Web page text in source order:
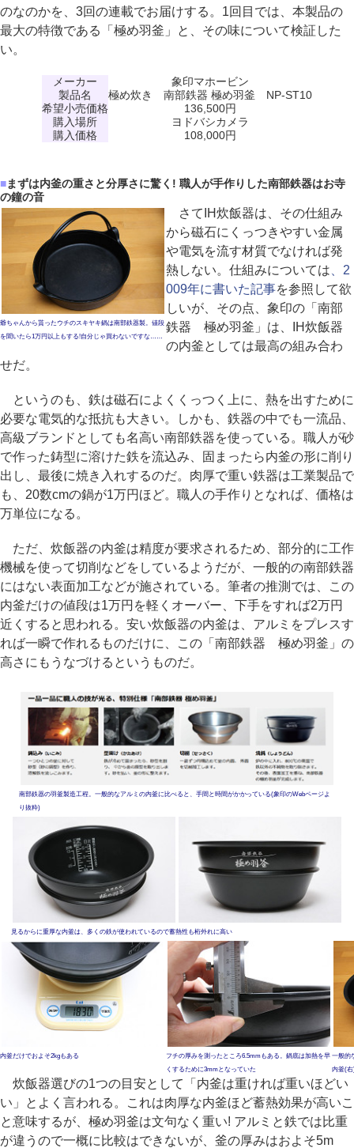
のなのかを、3回の連載でお届けする。1回目では、本製品の
最大の特徴である「極め羽釜」と、その味について検証した
い。
メーカー
象印マホービン
製品名
極め炊き 南部鉄器 極め羽釜 NP-ST10
希望小売価格
136,500円
購入場所
ヨドバシカメラ
購入価格
108,000円
■まずは内釜の重さと分厚さに驚く! 職人が手作りした南部鉄器はお寺
の鐘の音
爺ちゃんから貰ったウチのスキヤキ鍋は南部鉄器製。値段
を聞いたら1万円以上もする!自分じゃ買わないですな……
さてIH炊飯器は、その仕組み
から磁石にくっつきやすい金属
や電気を流す材質でなければ発
熱しない。仕組みについては 、2
009年に書いた記事を参照して欲
しいが、その点、象印の「南部
鉄器 極め羽釜」は、IH炊飯器
の内釜としては最高の組み合わ
せだ。
というのも、鉄は磁石によくくっつく上に、熱を出すために
必要な電気的な抵抗も大きい。しかも、鉄器の中でも一流品、
高級ブランドとしても名高い南部鉄器を使っている。職人が砂
で作った鋳型に溶けた鉄を流込み、固まったら内釜の形に削り
出し、最後に焼き入れするのだ。肉厚で重い鉄器は工業製品で
も、20数cmの鍋が1万円ほど。職人の手作りとなれば、価格は
万単位になる。
ただ、炊飯器の内釜は精度が要求されるため、部分的に工作
機械を使って切削などをしているようだが、一般的の南部鉄器
にはない表面加工などが施されている。筆者の推測では、この
内釜だけの値段は1万円を軽くオーバー、下手をすれば2万円
近くすると思われる。安い炊飯器の内釜は、アルミをプレスす
れば一瞬で作れるものだけに、この「南部鉄器 極め羽釜」の
高さにもうなづけるというものだ。
南部鉄器の羽釜製造工程。一般的なアルミの内釜に比べると、手間と時間がかかっている(象印のWebページよ
り抜粋)
見るからに重厚な内釜は、多くの鉄が使われているので蓄熱性も桁外れに高い
内釜だけでおよそ2kgもある
フチの厚みを測ったところ6.5mmもある。鍋底は加熱を早
くするために3mmとなっていた
一般的
内釜(
炊飯器選びの1つの目安として「内釜は重ければ重いほどい
い」とよく言われる。これは肉厚な内釜ほど蓄熱効果が高いこ
と意味するが、極め羽釜は文句なく重い! アルミと鉄では比重
が違うので一概に比較はできないが、釜の厚みはおよそ5m